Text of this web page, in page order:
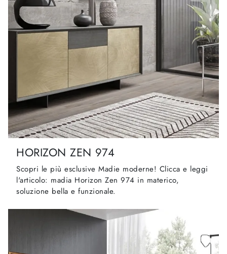
HORIZON ZEN 974
Scopri le più esclusive Madie moderne! Clicca e leggi
l'articolo: madia Horizon Zen 974 in materico,
soluzione bella e funzionale.